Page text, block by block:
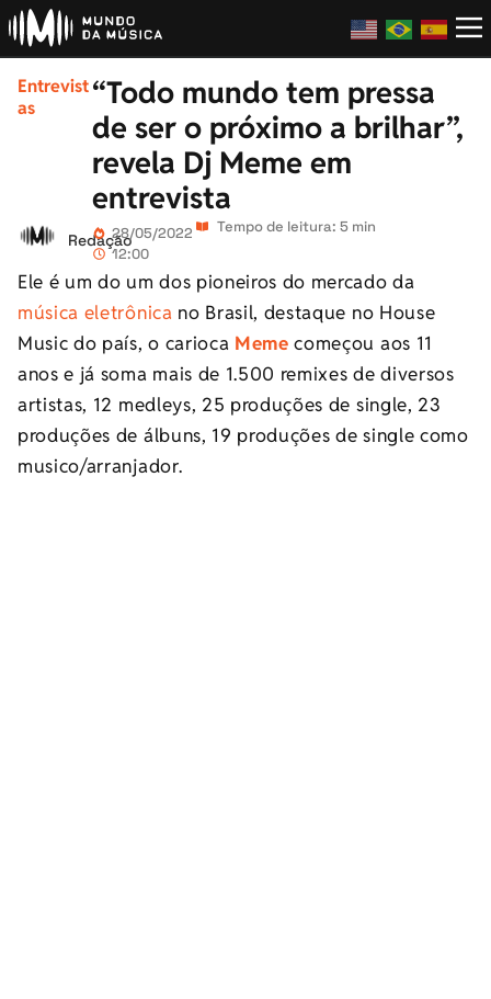
Entrevist
as
“Todo mundo tem pressa
de ser o próximo a brilhar”,
revela Dj Meme em
entrevista
Redação28/05/2022
12:00
Tempo de leitura: 5 min
Ele é um do um dos pioneiros do mercado da
música eletrônica no Brasil, destaque no House
Music do país, o carioca Meme começou aos 11
anos e já soma mais de 1.500 remixes de diversos
artistas, 12 medleys, 25 produções de single, 23
produções de álbuns, 19 produções de single como
musico/arranjador.